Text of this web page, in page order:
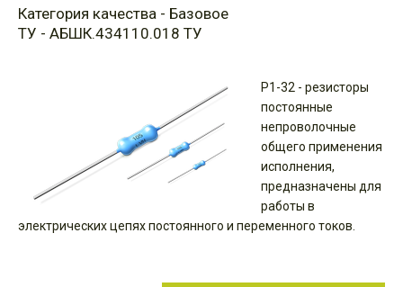
Категория качества - Базовое
ТУ - АБШК.434110.018 ТУ
Р1-32 - резисторы
постоянные
непроволочные
общего применения
исполнения,
предназначены для
работы в
электрических цепях постоянного и переменного токов.